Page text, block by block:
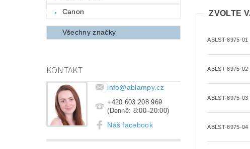
Canon
Všechny značky
KONTAKT
info@ablampy.cz
+420 603 208 969
(Denně: 8:00–20:00)
Náš facebook
ZVOLTE
ABLST-8975-01
ABLST-8975-02
ABLST-8975-03
ABLST-8975-04